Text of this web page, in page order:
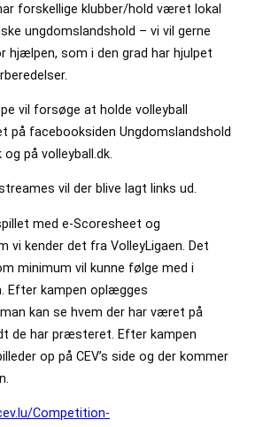
forskellige klubber/hold været lokal
ungdomslandshold – vi vil gerne
hjælpen, som i den grad har hjulpet
vil forsøge at holde volleyball
på facebooksiden Ungdomslandshold
på volleyball.dk.
vil der blive lagt links ud.
med e-Scoresheet og
vi kender det fra VolleyLigaen. Det
minimum vil kunne følge med i
Efter kampen oplægges
kan se hvem der har været på
de har præsteret. Efter kampen
op på CEV’s side og der kommer
Competition-